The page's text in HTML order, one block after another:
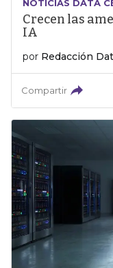
NOTICIAS DATA
Crecen las
IA
por Redacción
Compartir